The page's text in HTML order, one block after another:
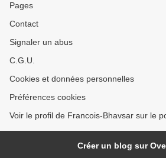
Pages
Contact
Signaler un abus
C.G.U.
Cookies et données personnelles
Préférences cookies
Voir le profil de Francois-Bhavsar sur le
Créer un blog sur